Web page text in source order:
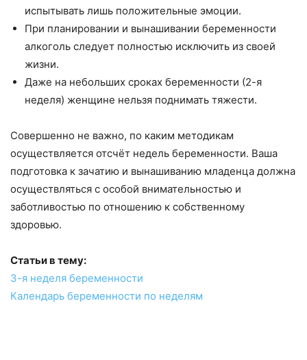
испытывать лишь положительные эмоции.
При планировании и вынашивании беременности
алкоголь следует полностью исключить из своей
жизни.
Даже на небольших сроках беременности (2-я
неделя) женщине нельзя поднимать тяжести.
Совершенно не важно, по каким методикам
осуществляется отсчёт недель беременности. Ваша
подготовка к зачатию и вынашиванию младенца должна
осуществляться с особой внимательностью и
заботливостью по отношению к собственному
здоровью.
Статьи в тему:
3-я неделя беременности
Календарь беременности по неделям